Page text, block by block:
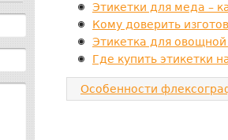
Этикетки для меда –
Кому доверить
Этикетка для овощной
Где купить этикетки
Особенности